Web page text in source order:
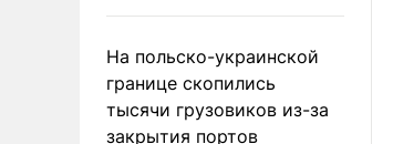
На польско-украинской
границе скопились
тысячи грузовиков из-за
закрытия портов